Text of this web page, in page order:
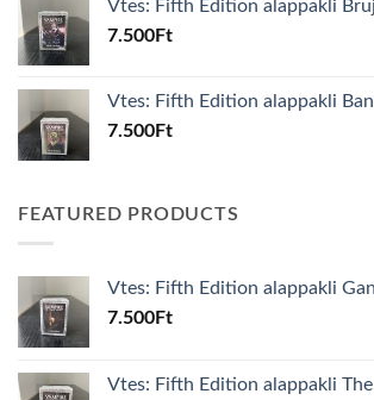
Vtes: Fifth Edition alappakli
7.500Ft
Vtes: Fifth Edition alappakli
7.500Ft
FEATURED PRODUCTS
Vtes: Fifth Edition alappakli
7.500Ft
Vtes: Fifth Edition alappakli